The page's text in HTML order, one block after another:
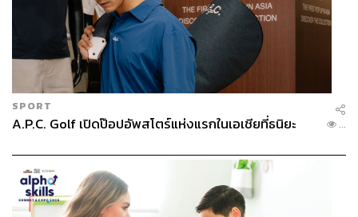
ABOUT THE PHOTOGRAPHER
ณาฌารัฐ ภักดีอาสา
ช่างภาพข่าว ประจำสำนักข่าว THE
STANDARD
SPORT
A.P.C. Golf เปิดป๊อปอัพสโตร์แห่งแรกในเอเชียที่ธนิยะ ...